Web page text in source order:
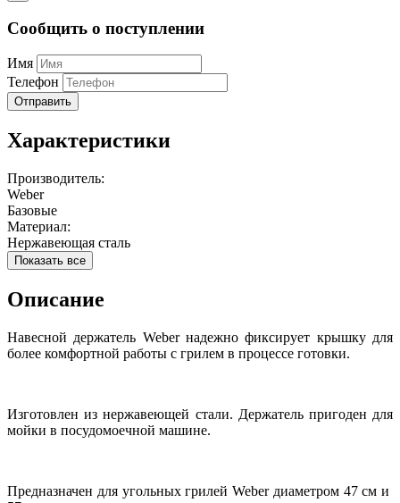
Сообщить о поступлении
Имя
Телефон
Отправить
Характеристики
Производитель:
Weber
Базовые
Материал:
Нержавеющая сталь
Показать все
Описание
Навесной держатель Weber надежно фиксирует крышку для
более комфортной работы с грилем в процессе готовки.
Изготовлен из нержавеющей стали. Держатель пригоден для
мойки в посудомоечной машине.
Предназначен для угольных грилей Weber диаметром 47 см и